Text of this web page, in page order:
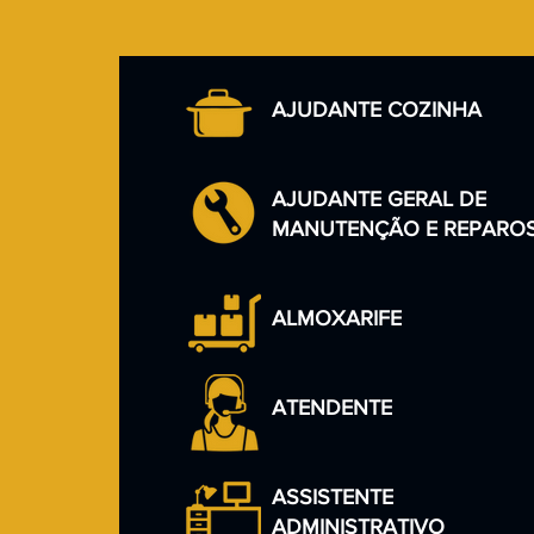
AJUDANTE COZINHA
AJUDANTE GERAL DE
MANUTENÇÃO E
ALMOXARIFE
ATENDENTE
ASSISTENTE
ADMINISTRATIVO